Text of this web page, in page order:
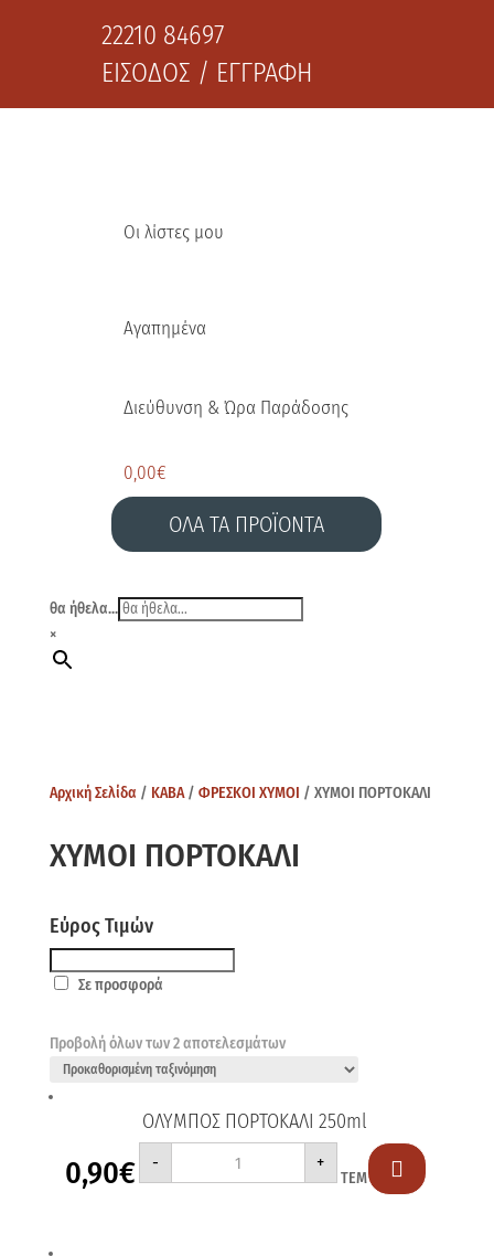
22210 84697
ΕΙΣΟΔΟΣ / ΕΓΓΡΑΦΗ
Οι λίστες μου
Αγαπημένα
Διεύθυνση & Ώρα Παράδοσης
0,00€
ΟΛΑ ΤΑ ΠΡΟΪΟΝΤΑ
θα ήθελα...
×
Αρχική Σελίδα / ΚΑΒΑ/ ΦΡΕΣΚΟΙ ΧΥΜΟΙ / ΧΥΜΟΙ ΠΟΡΤΟΚΑΛΙ
ΧΥΜΟΙ ΠΟΡΤΟΚΑΛΙ
Εύρος Τιμών
Σε προσφορά
Προβολή όλων των 2 αποτελεσμάτων
ΟΛΥΜΠΟΣ ΠΟΡΤΟΚΑΛΙ 250ml
0,90€ -
ΟΛΥΜΠΟΣ
ΠΟΡΤΟΚΑΛΙ
250ml
+
ΤΕΜ 